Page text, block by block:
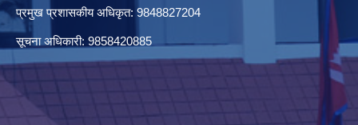
प्रमुख प्रशासकीय अधिकृत: 9848827204
सूचना अधिकारी: 9858420885